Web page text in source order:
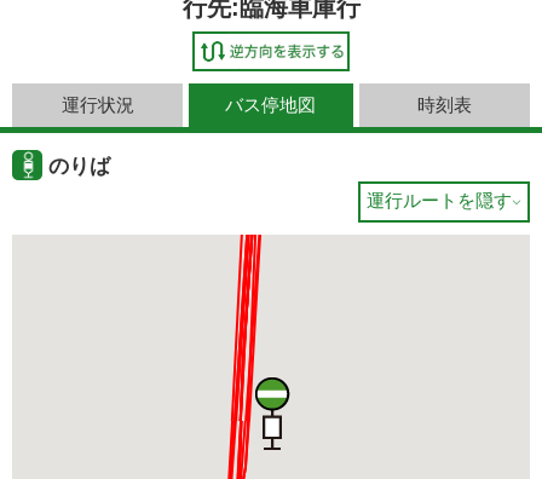
行先:臨海車庫行
運行状況 バス停地図 時刻表
のりば
運行ルートを隠す